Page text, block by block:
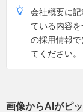
会社概要に
ている内容
の採用情報
てください。
画像からAIがピ